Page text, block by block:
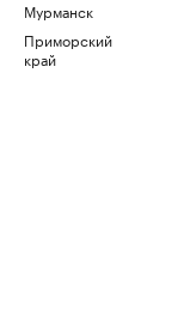
Мурманск
Приморский
край